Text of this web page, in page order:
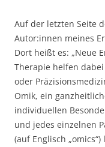
Auf der letzten Seite
Autor:innen meines
Dort heißt es: „Neue
Therapie helfen
oder
Omik, ein
individuellen
und jedes einzelnen
(auf Englisch